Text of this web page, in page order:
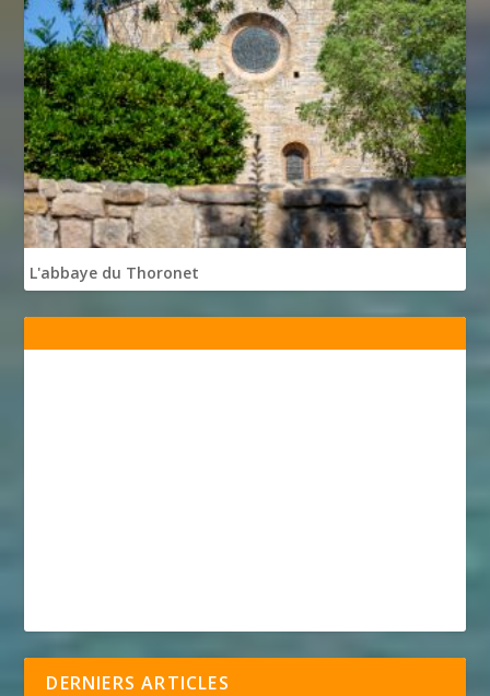
L'abbaye du Thoronet
DERNIERS ARTICLES